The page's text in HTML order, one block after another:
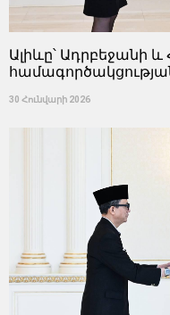
Ալիևը՝ Ադրբեջանի
30 Հունվարի 2026